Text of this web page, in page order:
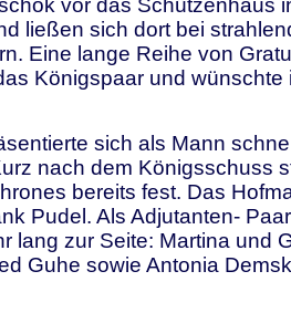
vor das Schützenhaus
ließen sich dort bei
Eine lange Reihe von
Königspaar und wünschte
sich als Mann
nach dem Königsschuss
bereits fest. Das
Pudel. Als Adjutanten-
lang zur Seite: Martina und
Guhe sowie Antonia